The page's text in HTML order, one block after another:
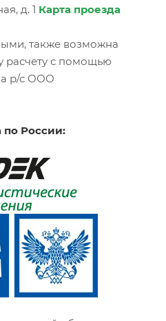
д. 1 Карта проезда
также возможна
расчету с помощью
р/с ООО
по России: